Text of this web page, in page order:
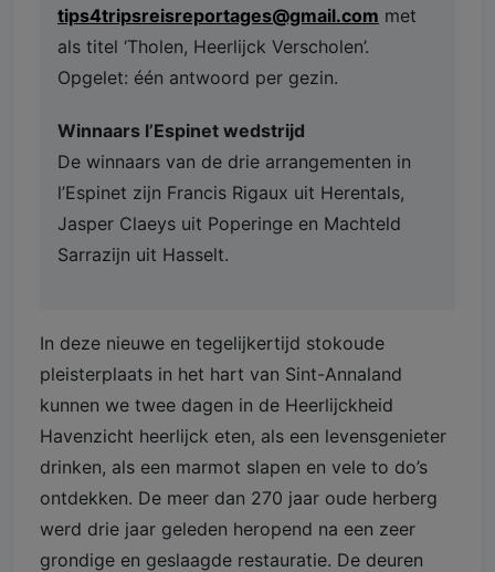
tips4tripsreisreportages@gmail.com met
als titel ‘Tholen, Heerlijck Verscholen’.
Opgelet: één antwoord per gezin.
Winnaars l’Espinet wedstrijd
De winnaars van de drie arrangementen in
l’Espinet zijn Francis Rigaux uit Herentals,
Jasper Claeys uit Poperinge en Machteld
Sarrazijn uit Hasselt.
In deze nieuwe en tegelijkertijd stokoude
pleisterplaats in het hart van Sint-Annaland
kunnen we twee dagen in de Heerlijckheid
Havenzicht heerlijck eten, als een levensgenieter
drinken, als een marmot slapen en vele to do’s
ontdekken. De meer dan 270 jaar oude herberg
werd drie jaar geleden heropend na een zeer
grondige en geslaagde restauratie. De deuren